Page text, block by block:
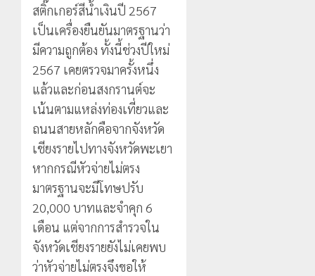
สติ๊กเกอร์สีน้ำเงินปี 2567
เป็นเครื่องยืนยันมาตรฐานว่า
มีความถูกต้อง ทั้งนี้ช่วงปีใหม่
2567 เคยตรวจมาครั้งหนึ่ง
แล้วและก่อนสงกรานต์จะ
เน้นตามแหล่งท่องเที่ยวและ
ถนนสายหลักคือจากจังหวัด
เชียงรายไปทางจังหวัดพะเยา
หากกรณีหัวจ่ายไม่ตรง
มาตรฐานจะมีโทษปรับ
20,000 บาทและจำคุก 6
เดือน แต่จากการสำรวจใน
จังหวัดเชียงรายยังไม่เคยพบ
ว่าหัวจ่ายไม่ตรงจึงขอให้